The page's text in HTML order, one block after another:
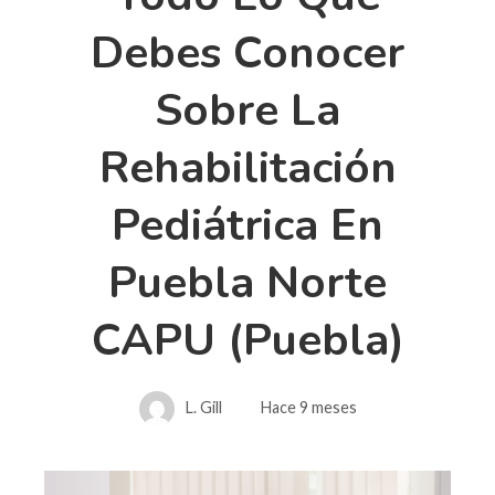
Debes Conocer
Sobre La
Rehabilitación
Pediátrica En
Puebla Norte
CAPU (Puebla)
L. Gill Hace 9 meses